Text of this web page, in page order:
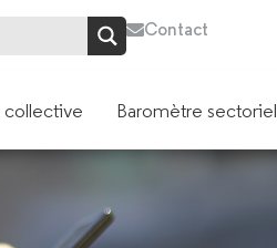
Contact
Baromètre sectoriel